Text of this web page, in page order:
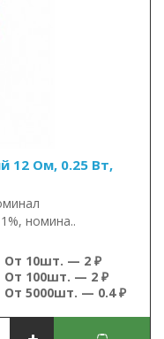
12 Ом, 0.25 Вт,
номина..
От 10шт. — 2 ₽
От 100шт. — 2 ₽
От 5000шт. — 0.4 ₽